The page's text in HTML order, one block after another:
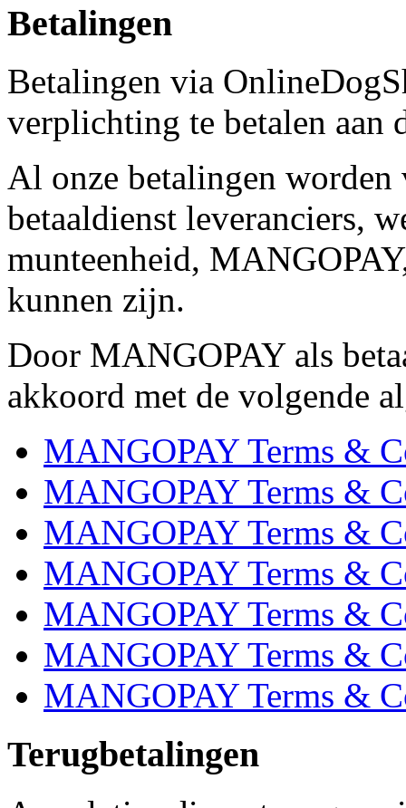
Betalingen
Betalingen via
verplichting te betalen aan
Al onze betalingen worden
betaaldienst leveranciers,
munteenheid,
kunnen zijn.
Door MANGOPAY als
akkoord met de volgende
MANGOPAY Terms &
MANGOPAY Terms &
MANGOPAY Terms &
MANGOPAY Terms &
MANGOPAY Terms &
MANGOPAY Terms &
MANGOPAY Terms &
Terugbetalingen